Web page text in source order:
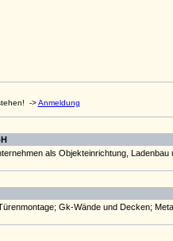
->Anmeldung
als Objekteinrichtung, Ladenbau
Gk-Wände und Decken;